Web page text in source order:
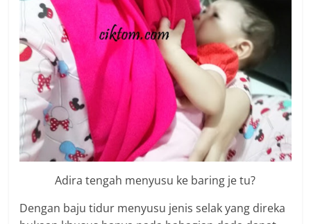
Adira tengah menyusu ke baring je tu?
Dengan baju tidur menyusu jenis selak yang direka